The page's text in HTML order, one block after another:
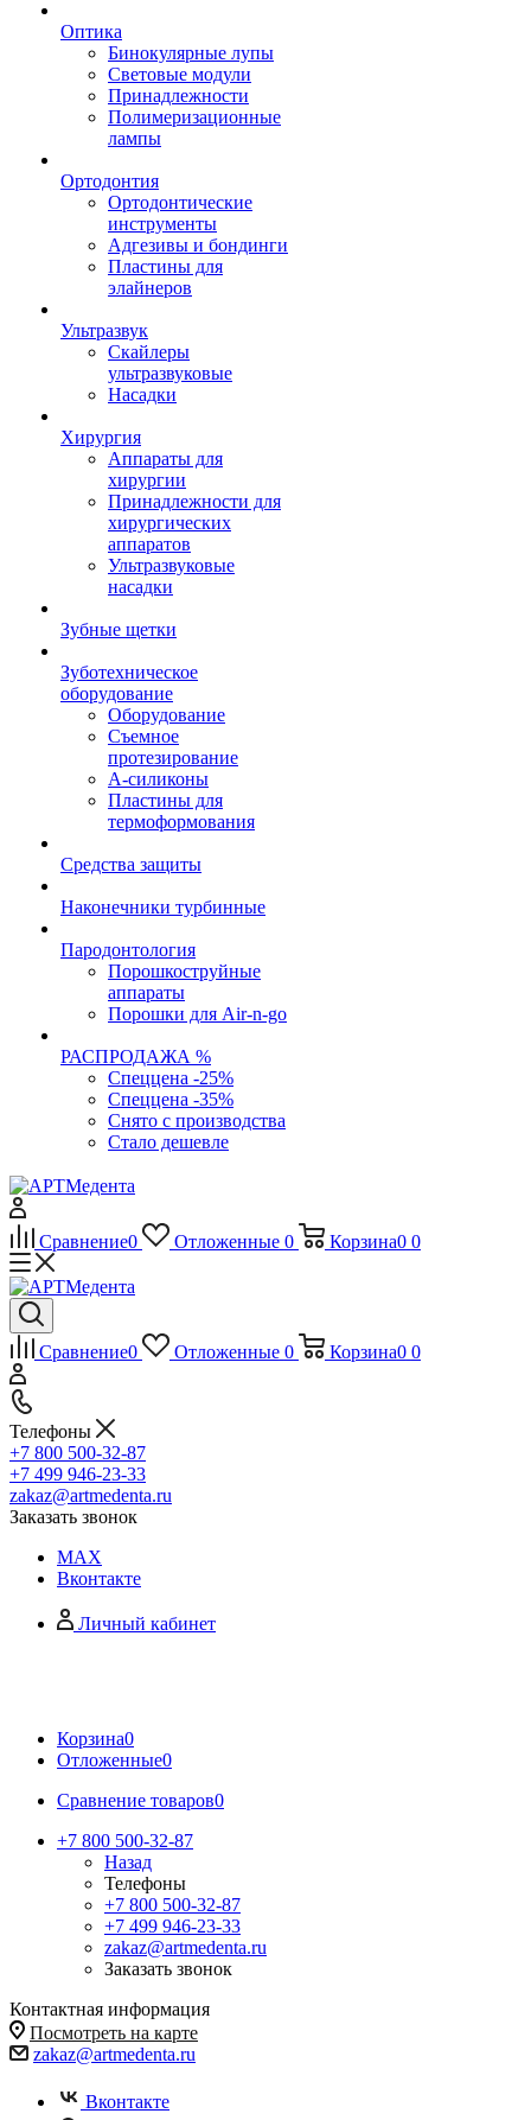
Оптика
Бинокулярные лупы
Световые модули
Принадлежности
Полимеризационные
лампы
Ортодонтия
Ортодонтические
инструменты
Адгезивы и бондинги
Пластины для
элайнеров
Ультразвук
Скайлеры
ультразвуковые
Насадки
Хирургия
Аппараты для
хирургии
Принадлежности для
хирургических
аппаратов
Ультразвуковые
насадки
Зубные щетки
Зуботехническое
оборудование
Оборудование
Съемное
протезирование
А-силиконы
Пластины для
термоформования
Средства защиты
Наконечники турбинные
Пародонтология
Порошкоструйные
аппараты
Порошки для Air-n-go
РАСПРОДАЖА %
Спеццена -25%
Спеццена -35%
Снято с производства
Стало дешевле
Сравнение0 Отложенные 0 Корзина0 0
Сравнение0 Отложенные 0 Корзина0 0
Телефоны
+7 800 500-32-87
+7 499 946-23-33
zakaz@artmedenta.ru
Заказать звонок
MAX
Вконтакте
Личный кабинет
Корзина0
Отложенные0
Сравнение товаров0
+7 800 500-32-87
Назад
Телефоны
+7 800 500-32-87
+7 499 946-23-33
zakaz@artmedenta.ru
Заказать звонок
Контактная информация
Посмотреть на карте
zakaz@artmedenta.ru
Вконтакте